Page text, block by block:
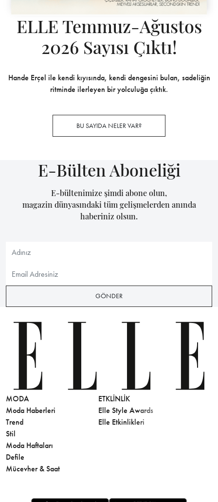
ELLE Temmuz-Ağustos
2026 Sayısı Çıktı!
Hande Erçel ile kendi kıyısında, kendi dengesini bulan, sadeliğin
ritminde ilerleyen bir yolculuğa çıktık.
BU SAYIDA NELER VAR?
E-Bülten Aboneliği
E-bültenimize şimdi abone olun,
magazin dünyasındaki tüm gelişmelerden anında
haberiniz olsun.
GÖNDER
MODA
Moda Haberleri
Trend
Stil
Moda Haftaları
Defile
Mücevher & Saat
ETKLINLIK
Elle Style Awards
Elle Etkinlikleri